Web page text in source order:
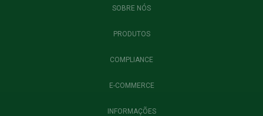
SOBRE NÓS
PRODUTOS
COMPLIANCE
E-COMMERCE
INFORMAÇÕES